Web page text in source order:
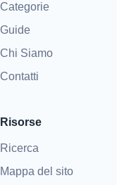
Categorie
Guide
Chi Siamo
Contatti
Risorse
Ricerca
Mappa del sito